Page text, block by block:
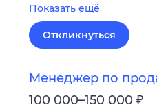
Показать ещё
Откликнуться
Менеджер по
100 000–150 000 ₽